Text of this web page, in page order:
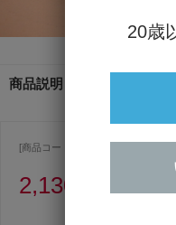
商品説明
[商品コード ] 2015
2,130円
20歳